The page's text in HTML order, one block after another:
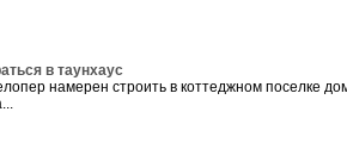
в таунхаус
намерен строить в коттеджном поселке